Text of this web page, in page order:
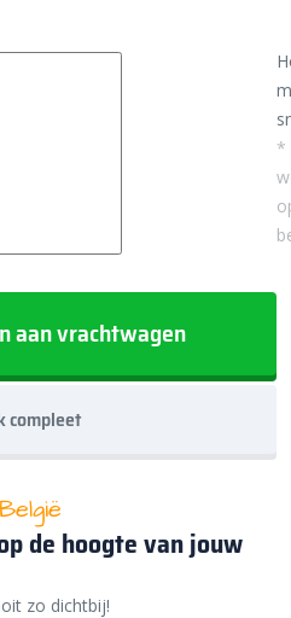
*
aan vrachtwagen
compleet
de hoogte van jouw
zo dichtbij!